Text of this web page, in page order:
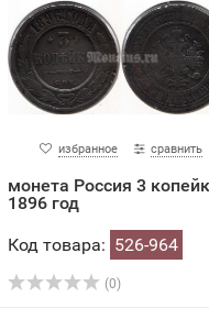
избранное сравнить
монета Россия 3
1896 год
Код товара: 526-964
(0)